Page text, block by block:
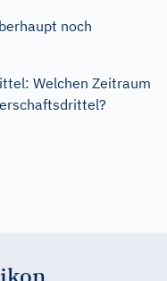
noch
Welchen Zeitraum